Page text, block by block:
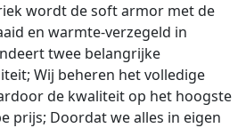
wordt de soft armor met de
en warmte-verzegeld in
twee belangrijke
Wij beheren het volledige
de kwaliteit op het hoogste
prijs; Doordat we alles in eigen